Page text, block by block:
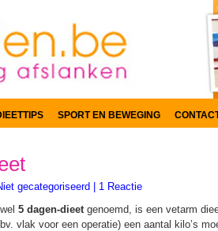
SPORT EN BEWEGING
gecategoriseerd
1 Reactie
5 dagen-dieetgenoemd, is een vetarm
vlak voor een operatie) een aantal kilo’s